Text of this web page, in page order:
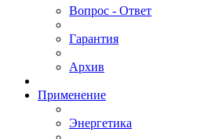
Вопрос - Ответ
Гарантия
Архив
Применение
Энергетика